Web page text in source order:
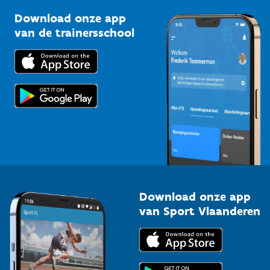
Bedrijven
Trainers en begeleiders
Topsporters
Kennisplatform
Downloads
Voor de pers
Download onze app
van de trainersschool
Download onze app
van Sport Vlaanderen